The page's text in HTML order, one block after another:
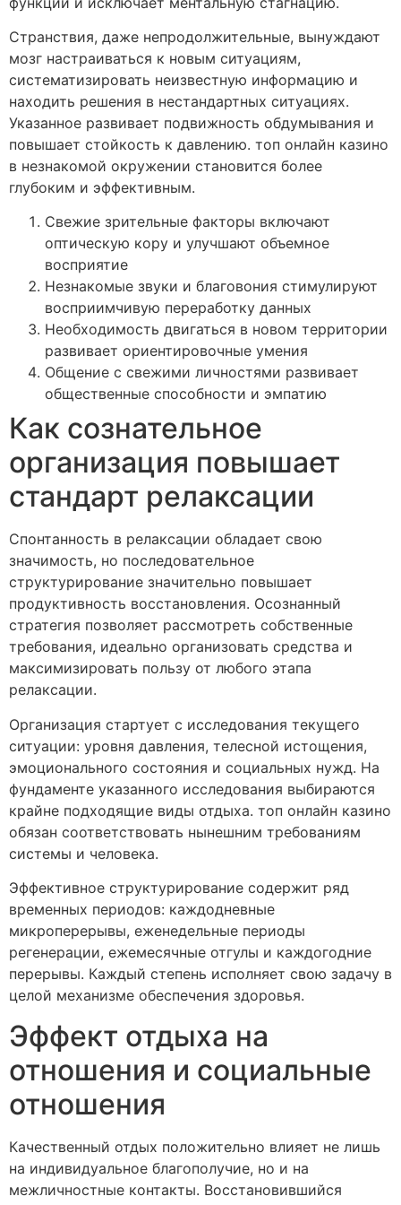
Странствия, даже непродолжительные, вынуждают
мозг настраиваться к новым ситуациям,
систематизировать неизвестную информацию и
находить решения в нестандартных ситуациях.
Указанное развивает подвижность обдумывания и
повышает стойкость к давлению. топ онлайн казино
в незнакомой окружении становится более
глубоким и эффективным.
Свежие зрительные факторы включают
оптическую кору и улучшают объемное
восприятие
Незнакомые звуки и благовония стимулируют
восприимчивую переработку данных
Необходимость двигаться в новом территории
развивает ориентировочные умения
Общение с свежими личностями развивает
общественные способности и эмпатию
Как сознательное
организация повышает
стандарт релаксации
Спонтанность в релаксации обладает свою
значимость, но последовательное
структурирование значительно повышает
продуктивность восстановления. Осознанный
стратегия позволяет рассмотреть собственные
требования, идеально организовать средства и
максимизировать пользу от любого этапа
релаксации.
Организация стартует с исследования текущего
ситуации: уровня давления, телесной истощения,
эмоционального состояния и социальных нужд. На
фундаменте указанного исследования выбираются
крайне подходящие виды отдыха. топ онлайн казино
обязан соответствовать нынешним требованиям
системы и человека.
Эффективное структурирование содержит ряд
временных периодов: каждодневные
микроперерывы, еженедельные периоды
регенерации, ежемесячные отгулы и каждогодние
перерывы. Каждый степень исполняет свою задачу в
целой механизме обеспечения здоровья.
Эффект отдыха на
отношения и социальные
отношения
Качественный отдых положительно влияет не лишь
на индивидуальное благополучие, но и на
межличностные контакты. Восстановившийся